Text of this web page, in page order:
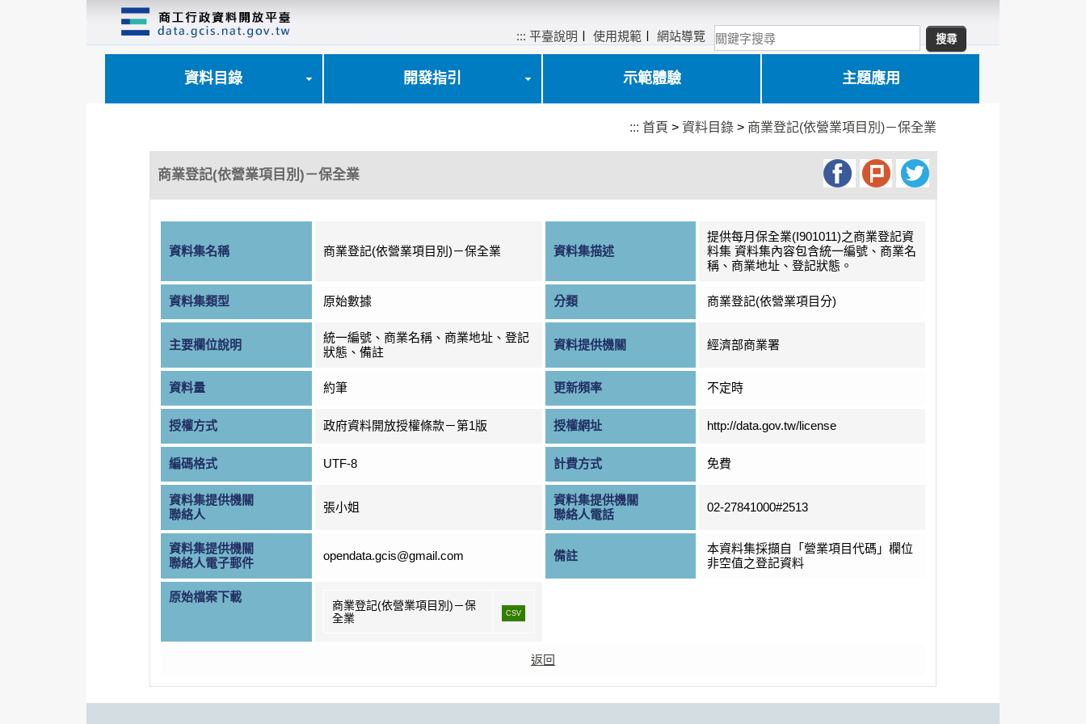
::: 平臺說明 〡使用規範 〡網站導覽
資料目錄 開發指引 示範體驗 主題應用
::: 首頁 >資料目錄 > 商業登記(依營業項目別)－保全業
商業登記(依營業項目別)－保全業
資料集名稱 商業登記(依營業項目別)－保全業 資料集描述
提供每月保全業(I901011)之商業登記資
料集 資料集內容包含統一編號、商業名
稱、商業地址、登記狀態。
資料集類型 原始數據 分類 商業登記(依營業項目分)
主要欄位說明
統一編號、商業名稱、商業地址、登記
狀態、備註
資料提供機關 經濟部商業署
資料量 約筆 更新頻率 不定時
授權方式 政府資料開放授權條款－第1版 授權網址 http://data.gov.tw/license
編碼格式 UTF-8 計費方式 免費
資料集提供機關
聯絡人
張小姐
資料集提供機關
聯絡人電話
02-27841000#2513
資料集提供機關
聯絡人電子郵件
opendata.gcis@gmail.com 備註
本資料集採擷自「營業項目代碼」欄位
非空值之登記資料
原始檔案下載
商業登記(依營業項目別)－保
全業
CSV
返回